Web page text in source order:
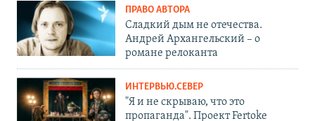
ПРАВО АВТОРА
Сладкий дым не отечества.
Андрей Архангельский – о
романе релоканта
ИНТЕРВЬЮ.СЕВЕР
"Я и не скрываю, что это
пропаганда". Проект Fertoke